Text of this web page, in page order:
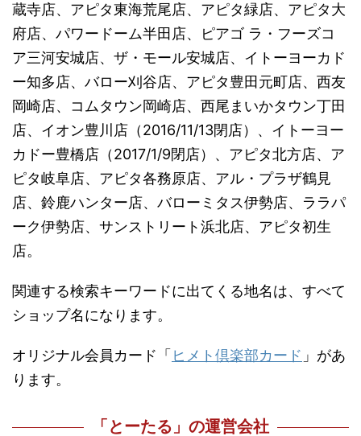
蔵寺店、アピタ東海荒尾店、アピタ緑店、アピタ大
府店、パワードーム半田店、ピアゴ ラ・フーズコ
ア三河安城店、ザ・モール安城店、イトーヨーカド
ー知多店、バロー刈谷店、アピタ豊田元町店、西友
岡崎店、コムタウン岡崎店、西尾まいかタウン丁田
店、イオン豊川店（2016/11/13閉店）、イトーヨー
カドー豊橋店（2017/1/9閉店）、アピタ北方店、ア
ピタ岐阜店、アピタ各務原店、アル・プラザ鶴見
店、鈴鹿ハンター店、バローミタス伊勢店、ララパ
ーク伊勢店、サンストリート浜北店、アピタ初生
店。
関連する検索キーワードに出てくる地名は、すべて
ショップ名になります。
オリジナル会員カード「 ヒメト倶楽部カード 」があ
ります。
「とーたる」の運営会社